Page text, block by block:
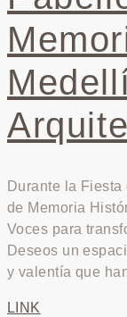
Durante la
de Memoria
Voces para
Deseos un
y valentía que
LINK